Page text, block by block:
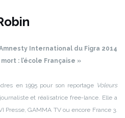
International du Figra 2014
: l’école Française »
en 1995 pour son reportage Voleurs
et réalisatrice free-lance. Elle a
Presse, GAMMA TV ou encore France 3.